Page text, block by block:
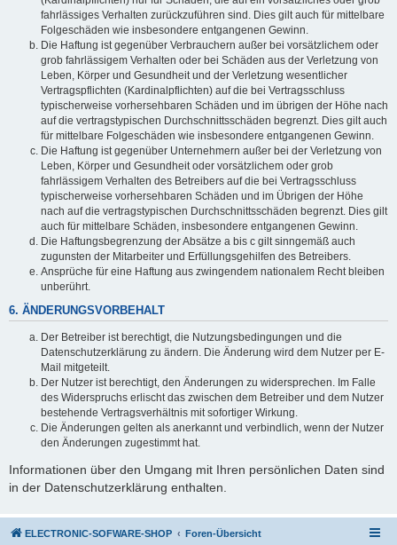
fahrlässiges Verhalten zurückzuführen sind. Dies gilt auch für mittelbare
Folgeschäden wie insbesondere entgangenen Gewinn.
Die Haftung ist gegenüber Verbrauchern außer bei vorsätzlichem oder
grob fahrlässigem Verhalten oder bei Schäden aus der Verletzung von
Leben, Körper und Gesundheit und der Verletzung wesentlicher
Vertragspflichten (Kardinalpflichten) auf die bei Vertragsschluss
typischerweise vorhersehbaren Schäden und im übrigen der Höhe nach
auf die vertragstypischen Durchschnittsschäden begrenzt. Dies gilt auch
für mittelbare Folgeschäden wie insbesondere entgangenen Gewinn.
Die Haftung ist gegenüber Unternehmern außer bei der Verletzung von
Leben, Körper und Gesundheit oder vorsätzlichem oder grob
fahrlässigem Verhalten des Betreibers auf die bei Vertragsschluss
typischerweise vorhersehbaren Schäden und im Übrigen der Höhe
nach auf die vertragstypischen Durchschnittsschäden begrenzt. Dies gilt
auch für mittelbare Schäden, insbesondere entgangenen Gewinn.
Die Haftungsbegrenzung der Absätze a bis c gilt sinngemäß auch
zugunsten der Mitarbeiter und Erfüllungsgehilfen des Betreibers.
Ansprüche für eine Haftung aus zwingendem nationalem Recht bleiben
unberührt.
6. ÄNDERUNGSVORBEHALT
Der Betreiber ist berechtigt, die Nutzungsbedingungen und die
Datenschutzerklärung zu ändern. Die Änderung wird dem Nutzer per E-
Mail mitgeteilt.
Der Nutzer ist berechtigt, den Änderungen zu widersprechen. Im Falle
des Widerspruchs erlischt das zwischen dem Betreiber und dem Nutzer
bestehende Vertragsverhältnis mit sofortiger Wirkung.
Die Änderungen gelten als anerkannt und verbindlich, wenn der Nutzer
den Änderungen zugestimmt hat.
Informationen über den Umgang mit Ihren persönlichen Daten sind
in der Datenschutzerklärung enthalten.
ELECTRONIC-SOFWARE-SHOP Foren-Übersicht